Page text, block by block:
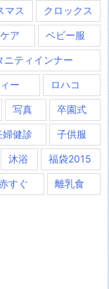
マス クロックス
ア ベビー服
ニティインナー
ー ロハコ
写真 卒園式
婦健診 子供服
沐浴 福袋2015
すぐ 離乳食